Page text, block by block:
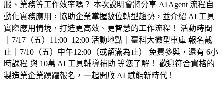
服、業務等工作效率嗎？ 本次說明會將分享 AI Agent 流程自
動化實務應用，協助企業掌握數位轉型趨勢，並介紹 AI 工具
實際應用情境，打造更高效、更智慧的工作流程！ 活動時間
｜7/17（五）11:00–12:00 活動地點｜臺科大微型車庫 報名截
止｜7/10（五）中午12:00（或額滿為止） 免費參與，還有 6小
時課程 與 10萬 AI 工具輔導補助 等您了解！ 歡迎符合資格的
製造業企業踴躍報名，一起開啟 AI 賦能新時代！